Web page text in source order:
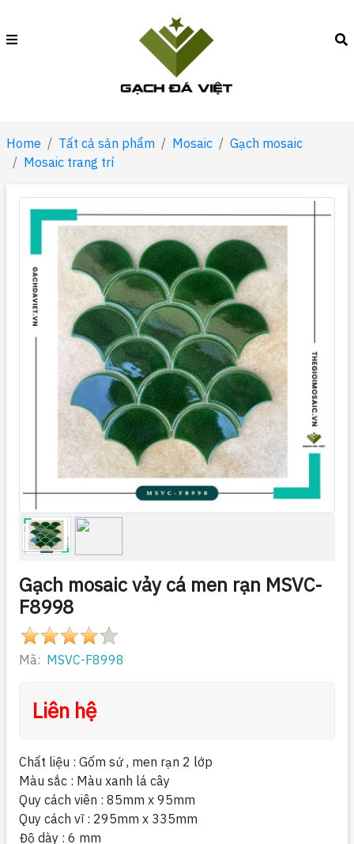
Home Tất cả sản phẩm Mosaic
Gạch mosaic
Mosaic trang trí
Gạch mosaic vảy cá men rạn MSVC-
F8998
Mã: MSVC-F8998
Liên hệ
Chất liệu : Gốm sứ , men rạn 2 lớp
Màu sắc : Màu xanh lá cây
Quy cách viên : 85mm x 95mm
Quy cách vĩ : 295mm x 335mm
Độ dày : 6 mm